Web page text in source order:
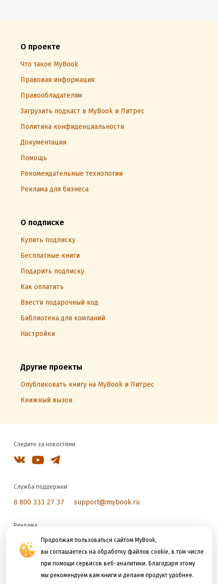
Продолжая пользоваться сайтом MyBook,
вы соглашаетесь на обработку файлов cookie, в том числе
при помощи сервисов веб-аналитики. Благодаря этому
мы рекомендуем вам книги и делаем продукт удобнее.
О проекте
Что такое MyBook
Правовая информация
Правообладателям
Загрузить подкаст в MyBook и Литрес
Политика конфиденциальности
Документация
Помощь
Рекомендательные технологии
Реклама для бизнеса
О подписке
Купить подписку
Бесплатные книги
Подарить подписку
Как оплатить
Ввести подарочный код
Библиотека для компаний
Настройки
Другие проекты
Опубликовать книгу на MyBook и Литрес
Книжный вызов
Следите за новостями
Служба поддержки
8 800 333 27 37 support@mybook.ru
Реклама
reklama@litres.ru
Мы принимаем к оплате